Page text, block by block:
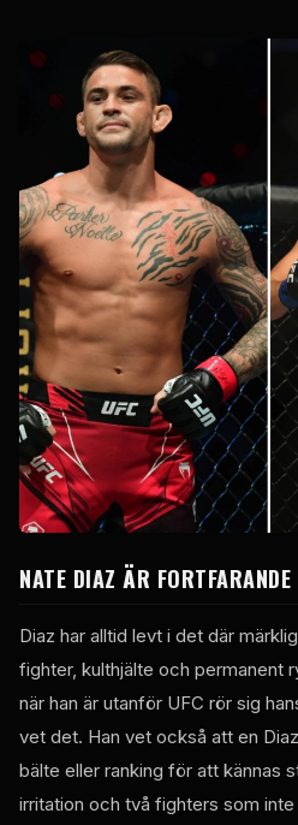
NATE DIAZ ÄR
Diaz har alltid levt i det där
fighter, kulthjälte och permanent
när han är utanför UFC rör sig
vet det. Han vet också att en
bälte eller ranking för att kännas
irritation och två fighters som